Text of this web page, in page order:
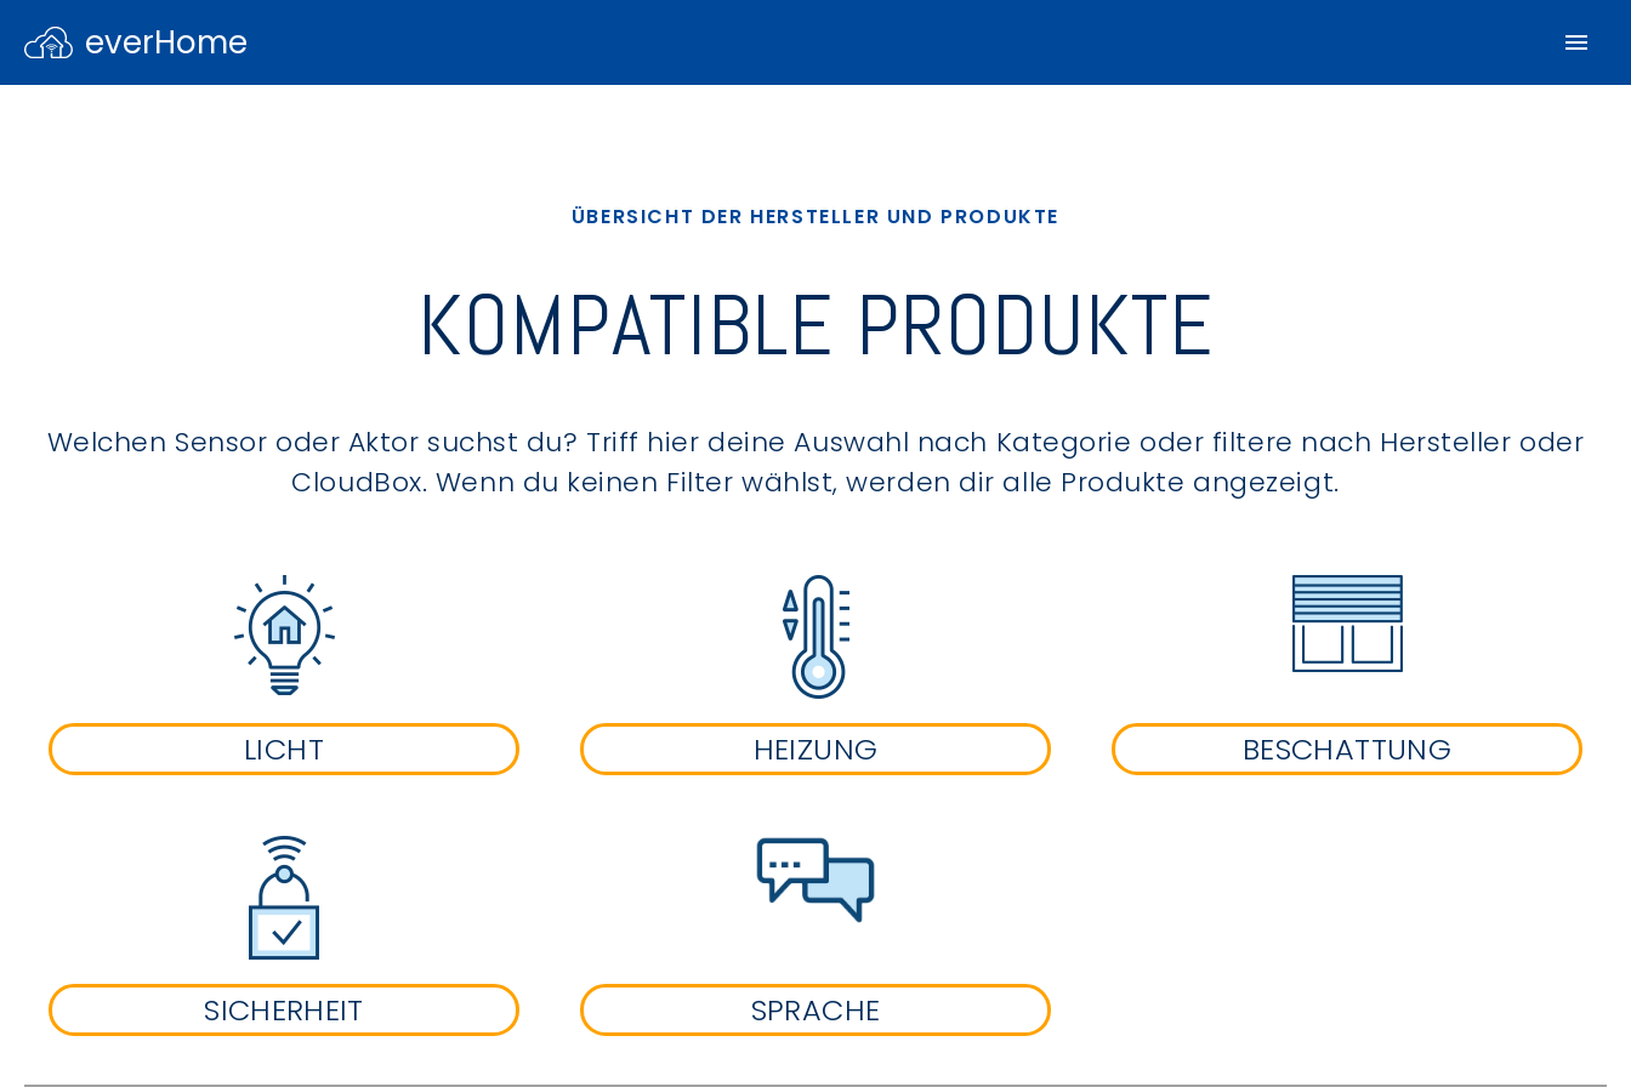
everHome
ÜBERSICHT DER HERSTELLER UND PRODUKTE
KOMPATIBLE PRODUKTE
Welchen Sensor oder Aktor suchst du? Triff hier deine Auswahl nach Kategorie oder filtere nach Hersteller oder
CloudBox. Wenn du keinen Filter wählst, werden dir alle Produkte angezeigt.
LICHT HEIZUNG BESCHATTUNG
SICHERHEIT SPRACHE